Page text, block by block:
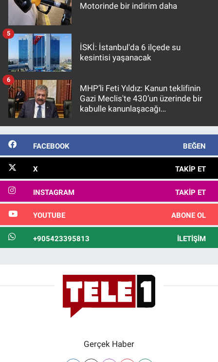
Motorinde bir indirim daha
İSKİ: İstanbul'da 6 ilçede su
kesintisi yaşanacak
5
MHP’li Feti Yıldız: Kanun teklifinin
Gazi Meclis'te 430’un üzerinde bir
kabulle kanunlaşacağı
6
FACEBOOK BEĞEN
X TAKIP ET
INSTAGRAM TAKIP ET
YOUTUBE ABONE OL
+905423395813 İLETIŞIM
Gerçek Haber